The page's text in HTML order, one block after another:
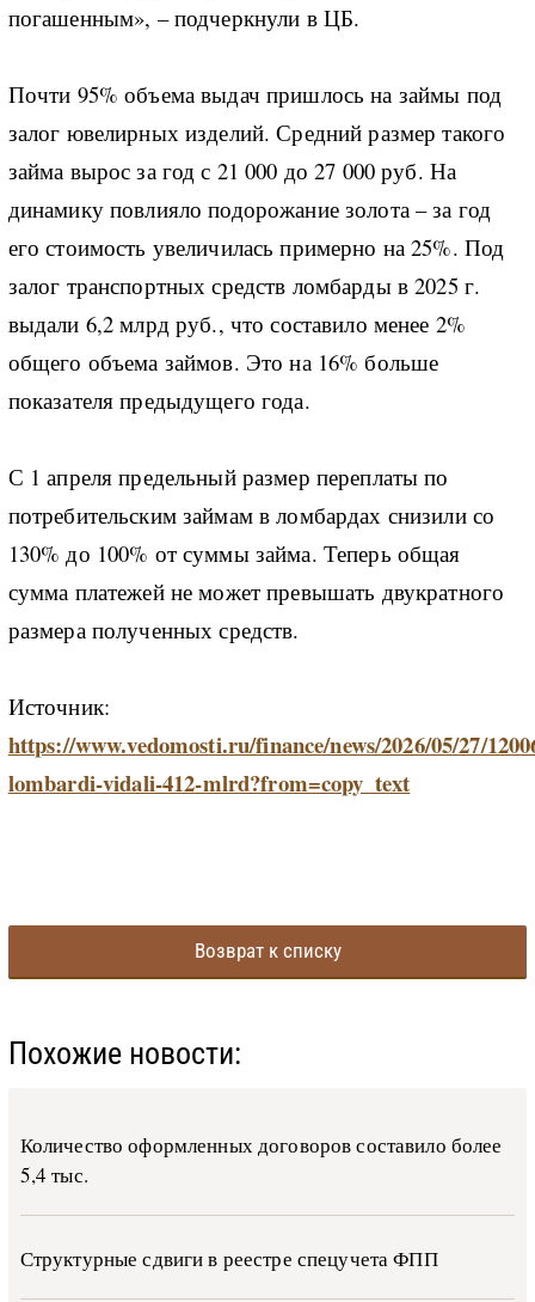
погашенным», – подчеркнули в ЦБ.
Почти 95% объема выдач пришлось на займы под
залог ювелирных изделий. Средний размер такого
займа вырос за год с 21 000 до 27 000 руб. На
динамику повлияло подорожание золота – за год
его стоимость увеличилась примерно на 25%. Под
залог транспортных средств ломбарды в 2025 г.
выдали 6,2 млрд руб., что составило менее 2%
общего объема займов. Это на 16% больше
показателя предыдущего года.
С 1 апреля предельный размер переплаты по
потребительским займам в ломбардах снизили со
130% до 100% от суммы займа. Теперь общая
сумма платежей не может превышать двукратного
размера полученных средств.
Источник:
https://www.vedomosti.ru/finance/news/2026/05/27/
lombardi-vidali-412-mlrd?from=copy_text
Возврат к списку
Похожие новости:
Количество оформленных договоров составило более
5,4 тыс.
Структурные сдвиги в реестре спецучета ФПП